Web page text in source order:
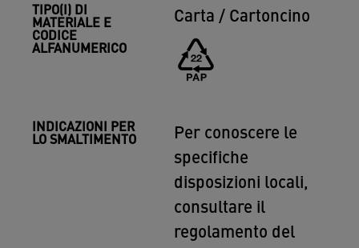
TIPO(I) DI
MATERIALE E
CODICE
ALFANUMERICO
Carta / Cartoncino
INDICAZIONI PER
LO SMALTIMENTO
Per conoscere le
specifiche
disposizioni locali,
consultare il
regolamento del